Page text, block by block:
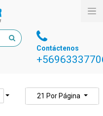
Contáctenos
21 Por Página